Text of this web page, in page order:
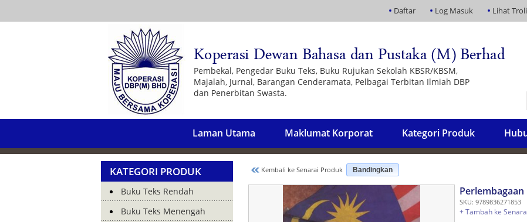
Daftar Log Masuk Lihat Troli
Pembekal, Pengedar Buku Teks, Buku Rujukan Sekolah KBSR/KBSM,
Majalah, Jurnal, Barangan Cenderamata, Pelbagai Terbitan Ilmiah DBP
dan Penerbitan Swasta.
Laman Utama Maklumat Korporat Kategori Produk
KATEGORI PRODUK
Buku Teks Rendah
Buku Teks Menengah
Kembali ke Senarai Produk Bandingkan
Perlembagaan
SKU: 9789836271853
+ Tambah ke